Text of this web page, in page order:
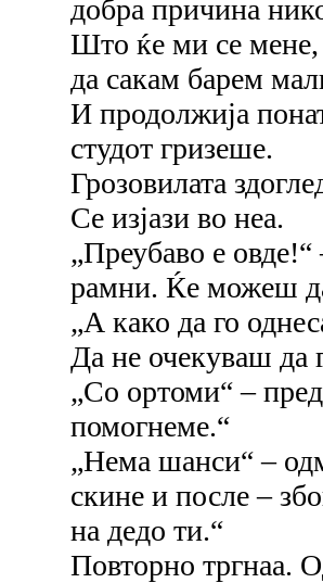
добра причина
Што ќе ми се мене,
да сакам барем
И продолжија
студот гризеше.
Грозовилата
Се изјази во неа.
„Преубаво е
рамни. Ќе можеш
„А како да го
Да не очекуваш да
„Со ортоми“ –
помогнеме.“
„Нема шанси“ –
скине и после –
на дедо ти.“
Повторно тргнаа.